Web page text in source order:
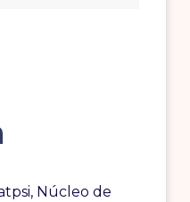
Núcleo de